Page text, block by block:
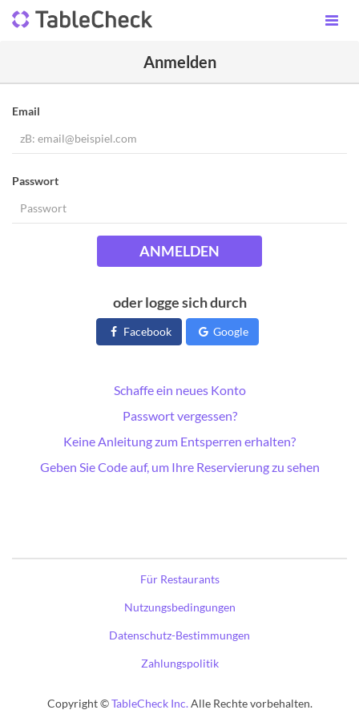
Anmelden
Email
Passwort
ANMELDEN
oder logge sich durch
Facebook Google
Schaffe ein neues Konto
Passwort vergessen?
Keine Anleitung zum Entsperren erhalten?
Geben Sie Code auf, um Ihre Reservierung zu sehen
Für Restaurants
Nutzungsbedingungen
Datenschutz-Bestimmungen
Zahlungspolitik
Copyright ©TableCheck Inc.Alle Rechte vorbehalten.